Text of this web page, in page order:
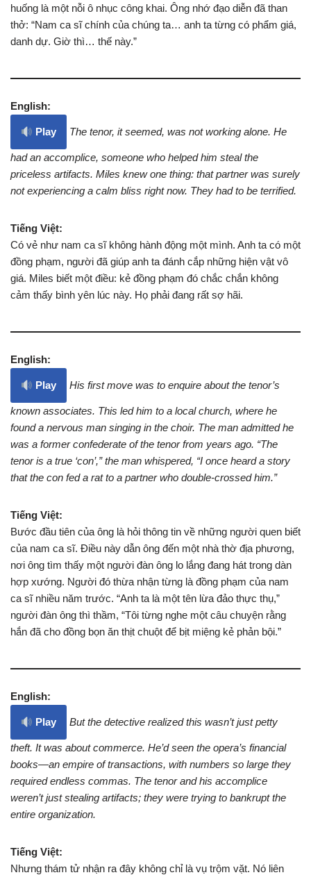
huống là một nỗi ô nhục công khai. Ông nhớ đạo diễn đã than
thở: “Nam ca sĩ chính của chúng ta… anh ta từng có phẩm giá,
danh dự. Giờ thì… thế này.”
English:
Play The tenor, it seemed, was not working alone. He
had an accomplice, someone who helped him steal the
priceless artifacts. Miles knew one thing: that partner was surely
not experiencing a calm bliss right now. They had to be terrified.
Tiếng Việt:
Có vẻ như nam ca sĩ không hành động một mình. Anh ta có một
đồng phạm, người đã giúp anh ta đánh cắp những hiện vật vô
giá. Miles biết một điều: kẻ đồng phạm đó chắc chắn không
cảm thấy bình yên lúc này. Họ phải đang rất sợ hãi.
English:
Play His first move was to enquire about the tenor’s
known associates. This led him to a local church, where he
found a nervous man singing in the choir. The man admitted he
was a former confederate of the tenor from years ago. “The
tenor is a true ‘con’,” the man whispered, “I once heard a story
that the con fed a rat to a partner who double-crossed him.”
Tiếng Việt:
Bước đầu tiên của ông là hỏi thông tin về những người quen biết
của nam ca sĩ. Điều này dẫn ông đến một nhà thờ địa phương,
nơi ông tìm thấy một người đàn ông lo lắng đang hát trong dàn
hợp xướng. Người đó thừa nhận từng là đồng phạm của nam
ca sĩ nhiều năm trước. “Anh ta là một tên lừa đảo thực thụ,”
người đàn ông thì thầm, “Tôi từng nghe một câu chuyện rằng
hắn đã cho đồng bọn ăn thịt chuột để bịt miệng kẻ phản bội.”
English:
Play But the detective realized this wasn’t just petty
theft. It was about commerce. He’d seen the opera’s financial
books—an empire of transactions, with numbers so large they
required endless commas. The tenor and his accomplice
weren’t just stealing artifacts; they were trying to bankrupt the
entire organization.
Tiếng Việt:
Nhưng thám tử nhận ra đây không chỉ là vụ trộm vặt. Nó liên